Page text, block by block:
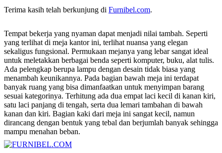
Terima kasih telah berkunjung di Furnibel.com.
Tempat bekerja yang nyaman dapat menjadi nilai tambah. Seperti
yang terlihat di meja kantor ini, terlihat nuansa yang elegan
sekaligus fungsional. Permukaan mejanya yang lebar sangat ideal
untuk meletakkan berbagai benda seperti komputer, buku, alat tulis.
Ada pelengkap berupa lampu dengan desain tidak biasa yang
menambah keunikannya. Pada bagian bawah meja ini terdapat
banyak ruang yang bisa dimanfaatkan untuk menyimpan barang
sesuai kategorinya. Terhitung ada dua empat laci kecil di kanan kiri,
satu laci panjang di tengah, serta dua lemari tambahan di bawah
kanan dan kiri. Bagian kaki dari meja ini sangat kecil, namun
dirancang dengan bentuk yang tebal dan berjumlah banyak sehingga
mampu menahan beban.